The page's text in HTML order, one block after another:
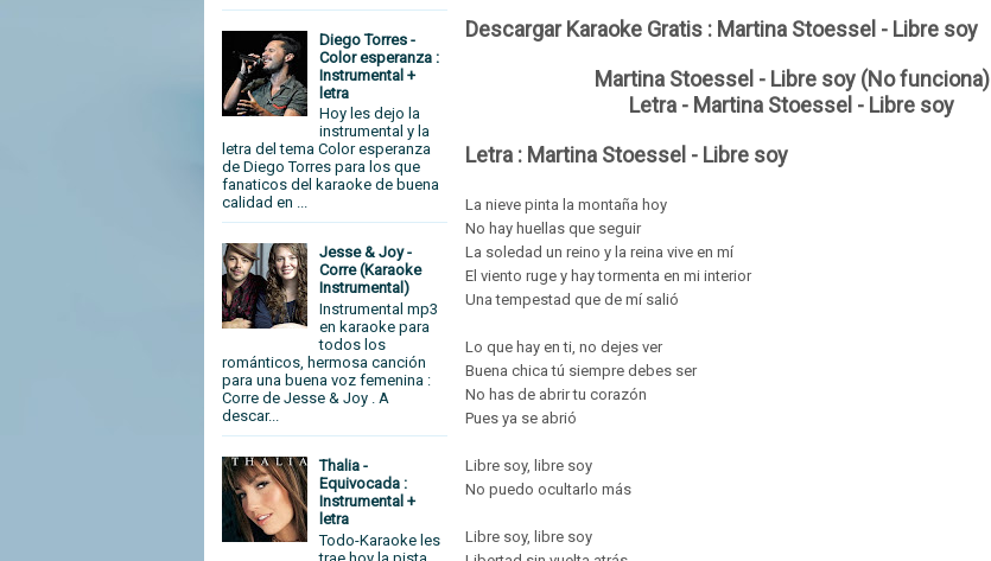
Diego Torres -
Color esperanza :
Instrumental +
letra
Hoy les dejo la
instrumental y la
letra del tema Color esperanza
de Diego Torres para los que
fanaticos del karaoke de buena
calidad en ...
Jesse & Joy -
Corre (Karaoke
Instrumental)
Instrumental mp3
en karaoke para
todos los
románticos, hermosa canción
para una buena voz femenina :
Corre de Jesse & Joy . A
descar...
Thalia -
Equivocada :
Instrumental +
letra
Todo-Karaoke les
Descargar Karaoke Gratis : Martina Stoessel - Libre soy
Martina Stoessel - Libre soy (No funciona)
Letra - Martina Stoessel - Libre soy
Letra : Martina Stoessel - Libre soy
La nieve pinta la montaña hoy
No hay huellas que seguir
La soledad un reino y la reina vive en mí
El viento ruge y hay tormenta en mi interior
Una tempestad que de mí salió
Lo que hay en ti, no dejes ver
Buena chica tú siempre debes ser
No has de abrir tu corazón
Pues ya se abrió
Libre soy, libre soy
No puedo ocultarlo más
Libre soy, libre soy